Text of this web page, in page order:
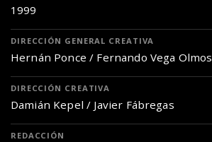
1999
DIRECCIÓN GENERAL CREATIVA
Hernán Ponce / Fernando Vega Olmos
DIRECCIÓN CREATIVA
Damián Kepel / Javier Fábregas
REDACCIÓN